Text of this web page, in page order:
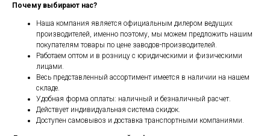
Почему выбирают нас?
Наша компания является официальным дилером ведущих
производителей, именно поэтому, мы можем предложить нашим
покупателям товары по цене заводов-производителей.
Работаем оптом и в розницу с юридическими и физическими
лицами.
Весь представленный ассортимент имеется в наличии на нашем
складе.
Удобная форма оплаты: наличный и безналичный расчет.
Действует индивидуальная система скидок.
Доступен самовывоз и доставка транспортными компаниями.